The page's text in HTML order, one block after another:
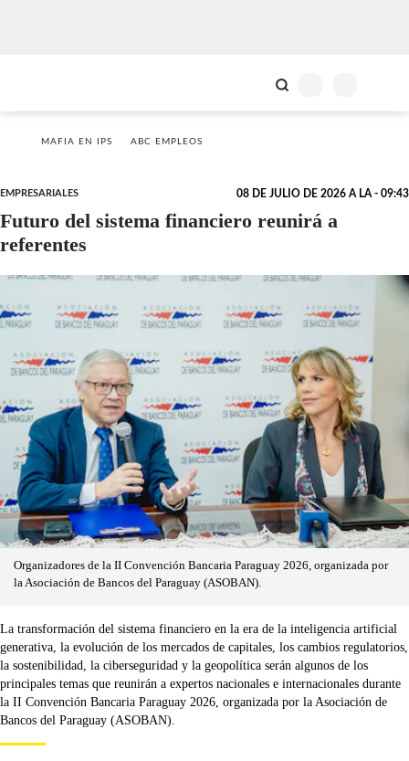
MAFIA EN IPS ABC EMPLEOS
EMPRESARIALES 08 DE JULIO DE 2026 A LA - 09:43
Futuro del sistema financiero reunirá a
referentes
Organizadores de la II Convención Bancaria Paraguay 2026, organizada por
la Asociación de Bancos del Paraguay (ASOBAN).
La transformación del sistema financiero en la era de la inteligencia artificial
generativa, la evolución de los mercados de capitales, los cambios regulatorios,
la sostenibilidad, la ciberseguridad y la geopolítica serán algunos de los
principales temas que reunirán a expertos nacionales e internacionales durante
la II Convención Bancaria Paraguay 2026, organizada por la Asociación de
Bancos del Paraguay (ASOBAN).